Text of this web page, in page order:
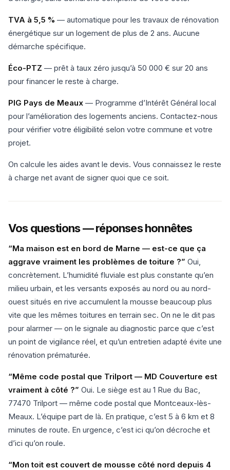
TVA à 5,5 % — automatique pour les travaux de rénovation
énergétique sur un logement de plus de 2 ans. Aucune
démarche spécifique.
Éco-PTZ — prêt à taux zéro jusqu’à 50 000 € sur 20 ans
pour financer le reste à charge.
PIG Pays de Meaux — Programme d’Intérêt Général local
pour l’amélioration des logements anciens. Contactez-nous
pour vérifier votre éligibilité selon votre commune et votre
projet.
On calcule les aides avant le devis. Vous connaissez le reste
à charge net avant de signer quoi que ce soit.
Vos questions — réponses honnêtes
“Ma maison est en bord de Marne — est-ce que ça
aggrave vraiment les problèmes de toiture ?” Oui,
concrètement. L’humidité fluviale est plus constante qu’en
milieu urbain, et les versants exposés au nord ou au nord-
ouest situés en rive accumulent la mousse beaucoup plus
vite que les mêmes toitures en terrain sec. On ne le dit pas
pour alarmer — on le signale au diagnostic parce que c’est
un point de vigilance réel, et qu’un entretien adapté évite une
rénovation prématurée.
“Même code postal que Trilport — MD Couverture est
vraiment à côté ?” Oui. Le siège est au 1 Rue du Bac,
77470 Trilport — même code postal que Montceaux-lès-
Meaux. L’équipe part de là. En pratique, c’est 5 à 6 km et 8
minutes de route. En urgence, c’est ici qu’on décroche et
d’ici qu’on roule.
“Mon toit est couvert de mousse côté nord depuis 4